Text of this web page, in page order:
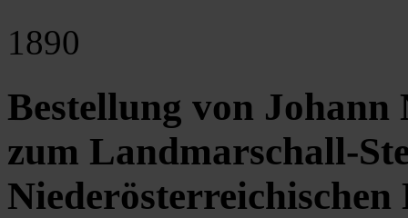
1890
Bestellung von Johann
zum Landmarschall-